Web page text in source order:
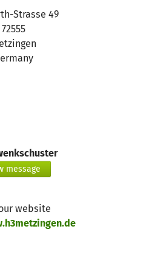
Strasse 49
72555
message
website